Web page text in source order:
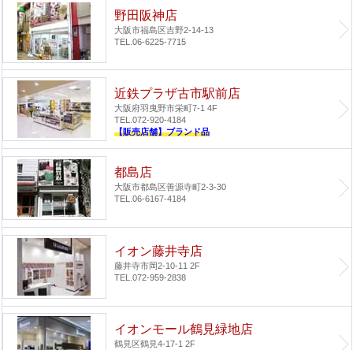
野田阪神店
大阪市福島区吉野2-14-13
TEL.06-6225-7715
近鉄プラザ古市駅前店
大阪府羽曳野市栄町7-1 4F
TEL.072-920-4184
【販売店舗】ブランド品
都島店
大阪市都島区善源寺町2-3-30
TEL.06-6167-4184
イオン藤井寺店
藤井寺市岡2-10-11 2F
TEL.072-959-2838
イオンモール鶴見緑地店
鶴見区鶴見4-17-1 2F